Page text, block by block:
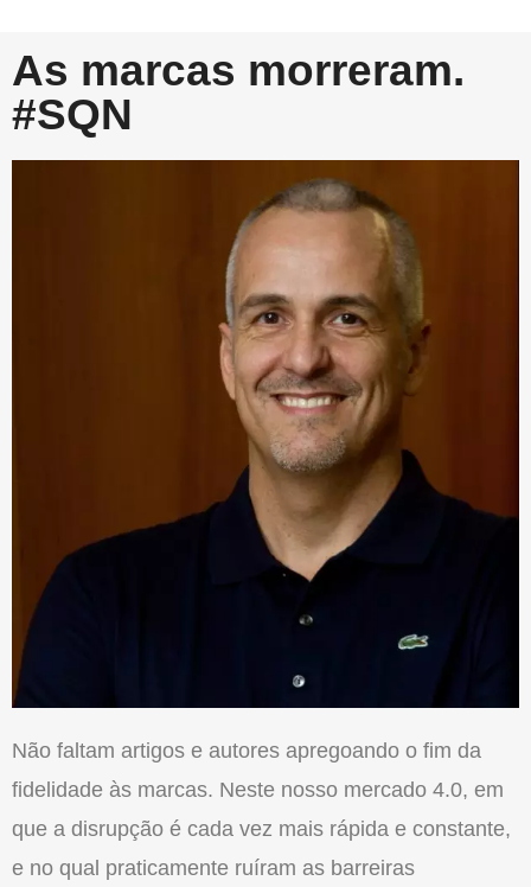
As marcas morreram.
#SQN
Não faltam artigos e autores apregoando o fim da
fidelidade às marcas. Neste nosso mercado 4.0, em
que a disrupção é cada vez mais rápida e constante,
e no qual praticamente ruíram as barreiras